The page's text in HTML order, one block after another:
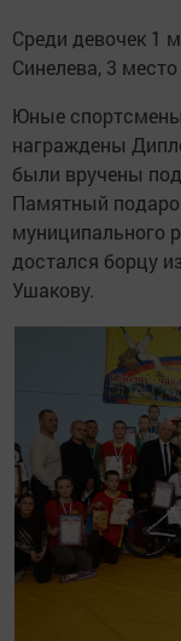
Среди девочек 1
Синелева, 3
Юные
награждены
были вручены
Памятный
муниципального
достался борцу
Ушакову.